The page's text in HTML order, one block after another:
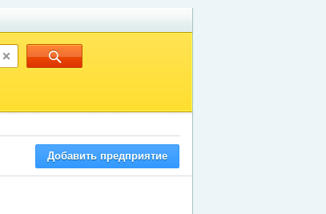
Добавить предприятие